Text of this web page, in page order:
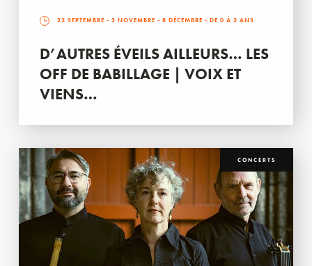
22 SEPTEMBRE - 3 NOVEMBRE - 8 DÉCEMBRE - DE 0 À 3 ANS
D’AUTRES ÉVEILS AILLEURS… LES
OFF DE BABILLAGE | VOIX ET
VIENS…
CONCERTS